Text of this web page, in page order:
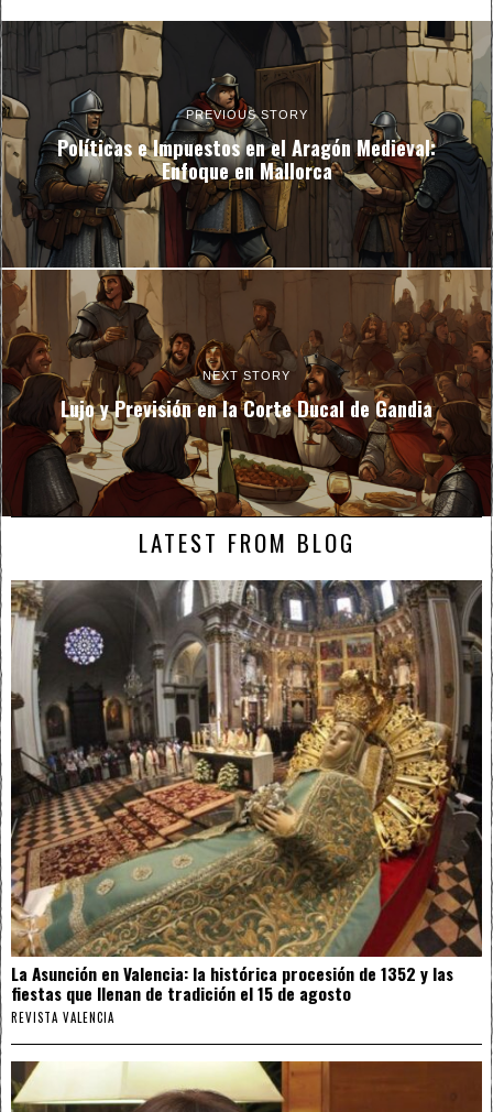
PREVIOUS STORY
Políticas e Impuestos en el Aragón Medieval:
Enfoque en Mallorca
NEXT STORY
Lujo y Previsión en la Corte Ducal de Gandia
LATEST FROM BLOG
La Asunción en Valencia: la histórica procesión de 1352 y las
fiestas que llenan de tradición el 15 de agosto
REVISTA VALENCIA